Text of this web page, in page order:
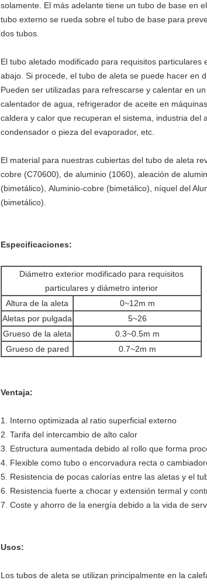
solamente. El más adelante tiene un tubo de base en
tubo externo se rueda sobre el tubo de base para
dos tubos.
El tubo aletado modificado para requisitos
abajo. Si procede, el tubo de aleta se puede hacer en
Pueden ser utilizadas para refrescarse y calentar en
calentador de agua, refrigerador de aceite en
caldera y calor que recuperan el sistema, industria
condensador o pieza del evaporador, etc.
El material para nuestras cubiertas del tubo de aleta
cobre (C70600), de aluminio (1060), aleación de
(bimetálico), Aluminio-cobre (bimetálico), níquel del
(bimetálico).
Especificaciones:
Diámetro exterior modificado para requisitos
particulares y diámetro interior
Altura de la aleta
0~12m m
Aletas por pulgada
5~26
Grueso de la aleta
0.3~0.5m m
Grueso de pared
0.7~2m m
Ventaja:
1. Interno optimizada al ratio superficial externo
2. Tarifa del intercambio de alto calor
3. Estructura aumentada debido al rollo que forma
4. Flexible como tubo o encorvadura recta o
5. Resistencia de pocas calorías entre las aletas y el
6. Resistencia fuerte a chocar y extensión termal y
7. Coste y ahorro de la energía debido a la vida de
Usos:
Los tubos de aleta se utilizan principalmente en la